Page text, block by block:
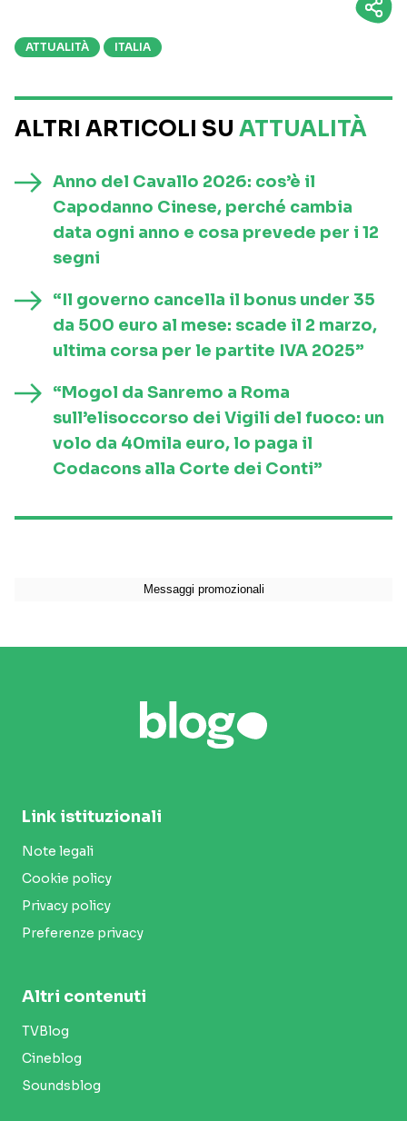
ATTUALITÀ ITALIA
ALTRI ARTICOLI SU ATTUALITÀ
Anno del Cavallo 2026: cos’è il
Capodanno Cinese, perché cambia
data ogni anno e cosa prevede per i 12
segni
“Il governo cancella il bonus under 35
da 500 euro al mese: scade il 2 marzo,
ultima corsa per le partite IVA 2025”
“Mogol da Sanremo a Roma
sull’elisoccorso dei Vigili del fuoco: un
volo da 40mila euro, lo paga il
Codacons alla Corte dei Conti”
Link istituzionali
Note legali
Cookie policy
Privacy policy
Preferenze privacy
Altri contenuti
TVBlog
Cineblog
Soundsblog